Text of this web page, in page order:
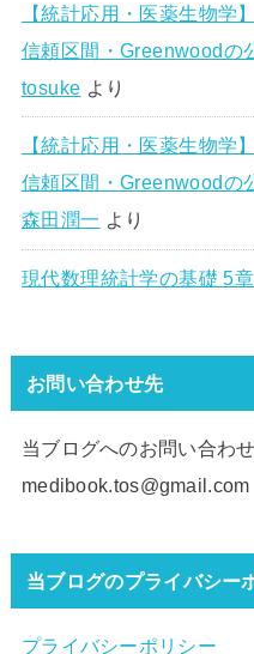
【統計応用・医薬生物学
信頼区間・Greenwoodの
tosuke より
【統計応用・医薬生物学
信頼区間・Greenwoodの
森田潤一 より
現代数理統計学の基礎 5
お問い合わせ先
当ブログへのお問い合わ
medibook.tos@gmail.com
当ブログのプライバシー
プライバシーポリシー